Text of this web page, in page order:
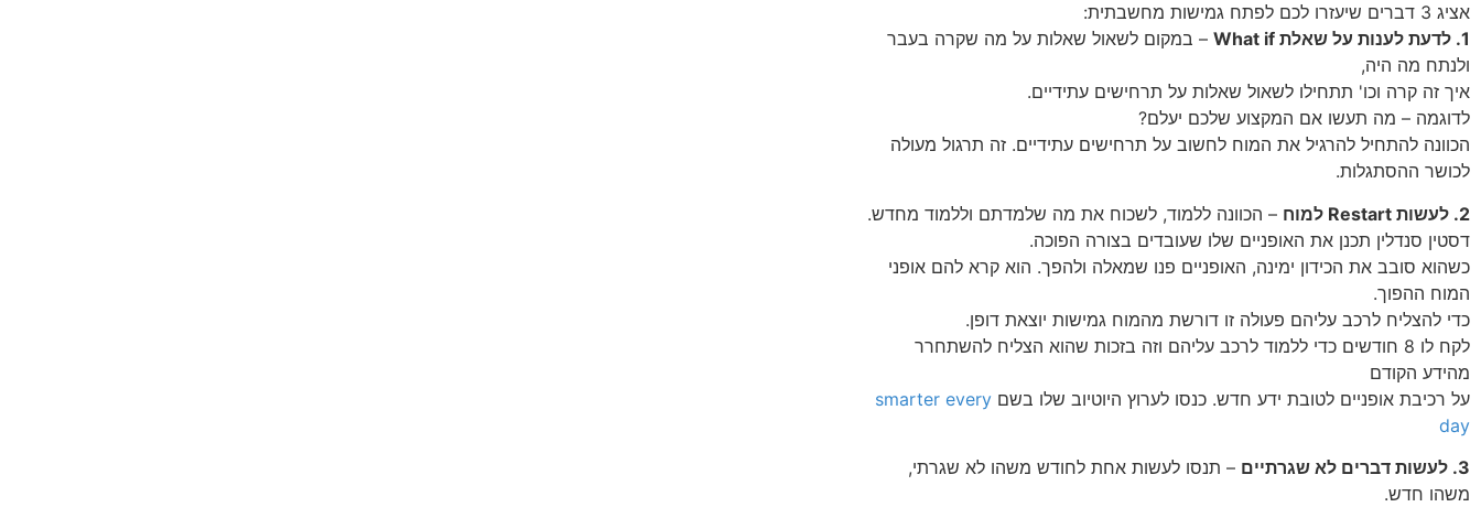
אציג 3 דברים שיעזרו לכם לפתח גמישות מחשבתית:
1. לדעת לענות על שאלת What if
– במקום לשאול שאלות על מה שקרה בעבר
ולנתח מה היה,
איך זה קרה וכו' תתחילו לשאול שאלות על תרחישים עתידיים.
לדוגמה – מה תעשו אם המקצוע שלכם יעלם?
הכוונה להתחיל להרגיל את המוח לחשוב על תרחישים עתידיים. זה תרגול מעולה
לכושר ההסתגלות.
2. לעשות Restart למוח
– הכוונה ללמוד, לשכוח את מה שלמדתם וללמוד מחדש.
דסטין סנדלין תכנן את האופניים שלו שעובדים בצורה הפוכה.
כשהוא סובב את הכידון ימינה, האופניים פנו שמאלה ולהפך. הוא קרא להם אופני
המוח ההפוך.
כדי להצליח לרכב עליהם פעולה זו דורשת מהמוח גמישות יוצאת דופן.
לקח לו 8 חודשים כדי ללמוד לרכב עליהם וזה בזכות שהוא הצליח להשתחרר
מהידע הקודם
על רכיבת אופניים לטובת ידע חדש. כנסו לערוץ היוטיוב שלו בשם smarter every
day
3. לעשות דברים לא שגרתיים
– תנסו לעשות אחת לחודש משהו לא שגרתי,
משהו חדש.